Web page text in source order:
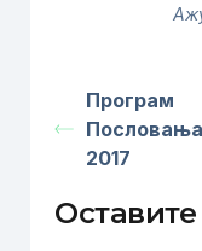
Програм
2017